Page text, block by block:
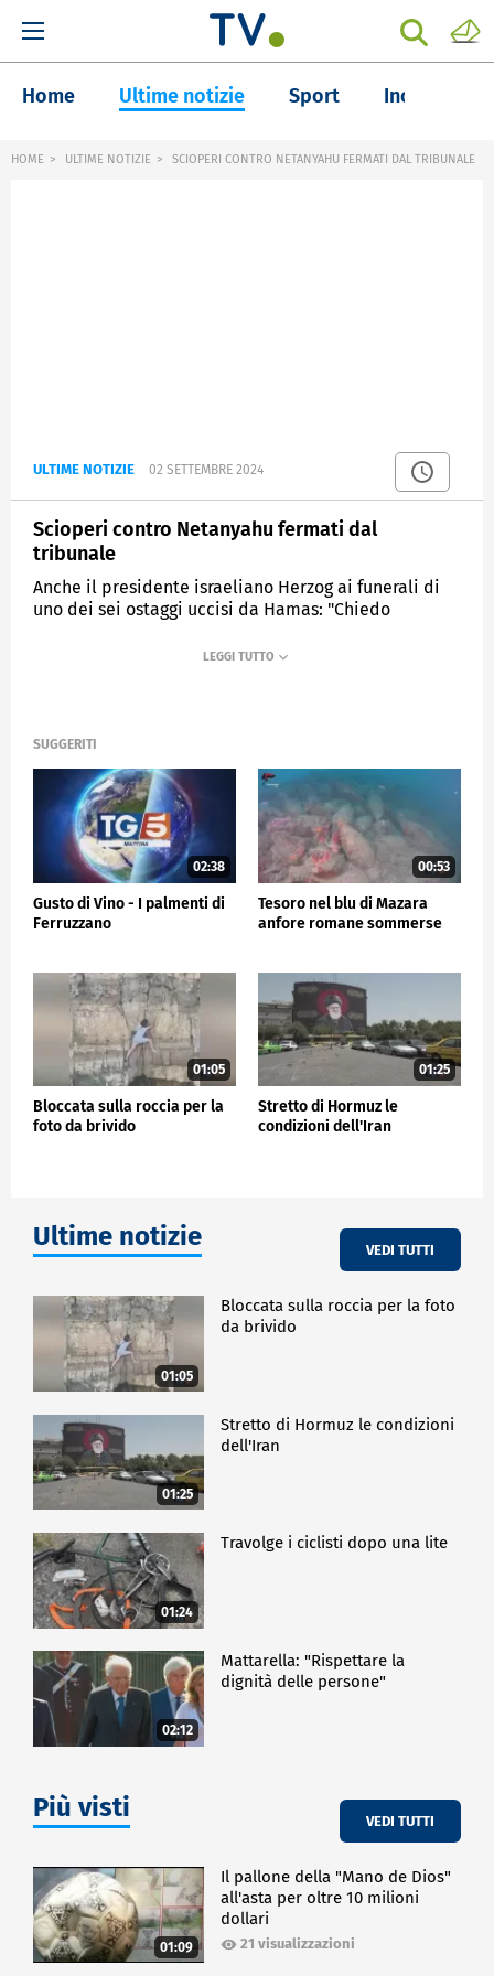
Home Ultime notizie Sport Inchieste
HOME ULTIME NOTIZIE SCIOPERI CONTRO NETANYAHU FERMATI DAL TRIBUNALE
ULTIME NOTIZIE 02 SETTEMBRE 2024
Scioperi contro Netanyahu fermati dal
tribunale
Anche il presidente israeliano Herzog ai funerali di
uno dei sei ostaggi uccisi da Hamas: "Chiedo
SUGGERITI
02:38
Gusto di Vino - I palmenti di
Ferruzzano
00:53
Tesoro nel blu di Mazara
anfore romane sommerse
01:05
Bloccata sulla roccia per la
foto da brivido
01:25
Stretto di Hormuz le
condizioni dell'Iran
Ultime notizie VEDI TUTTI
01:05
Bloccata sulla roccia per la foto
da brivido
01:25
Stretto di Hormuz le condizioni
dell'Iran
01:24
Travolge i ciclisti dopo una lite
02:12
Mattarella: "Rispettare la
dignità delle persone"
Più visti VEDI TUTTI
01:09
Il pallone della "Mano de Dios"
all'asta per oltre 10 milioni
dollari
21 visualizzazioni